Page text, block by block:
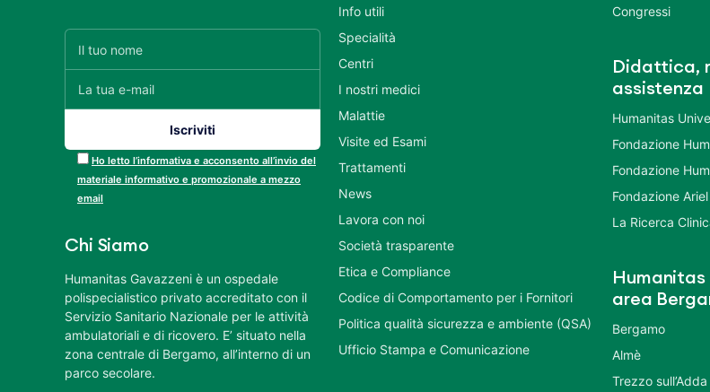
Ho letto l’informativa e acconsento all’invio del
materiale informativo e promozionale a mezzo
email
Chi Siamo
Humanitas Gavazzeni è un ospedale
polispecialistico privato accreditato con il
Servizio Sanitario Nazionale per le attività
ambulatoriali e di ricovero. E’ situato nella
zona centrale di Bergamo, all’interno di un
parco secolare.
Info utili
Specialità
Centri
I nostri medici
Malattie
Visite ed Esami
Trattamenti
News
Lavora con noi
Società trasparente
Etica e Compliance
Codice di Comportamento per i Fornitori
Politica qualità sicurezza e ambiente (QSA)
Ufficio Stampa e Comunicazione
Congressi
Didattica,
assistenza
Humanitas
Fondazione
Fondazione
Fondazione Ariel
La Ricerca
area
Bergamo
Almè
Trezzo sull’Adda